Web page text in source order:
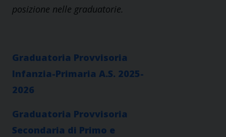
posizione nelle graduatorie.
Graduatoria Provvisoria
Infanzia-Primaria A.S. 2025-
2026
Graduatoria Provvisoria
Secondaria di Primo e